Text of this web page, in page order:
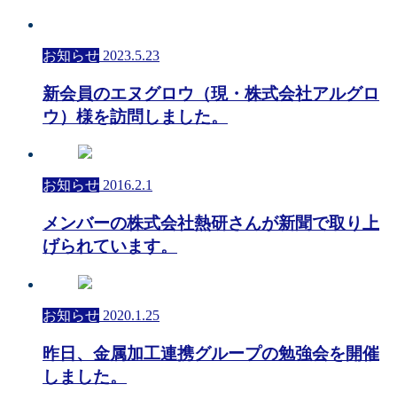
お知らせ 2023.5.23
新会員のエヌグロウ（現・株式会社アルグロ
ウ）様を訪問しました。
お知らせ 2016.2.1
メンバーの株式会社熱研さんが新聞で取り上
げられています。
お知らせ 2020.1.25
昨日、金属加工連携グループの勉強会を開催
しました。